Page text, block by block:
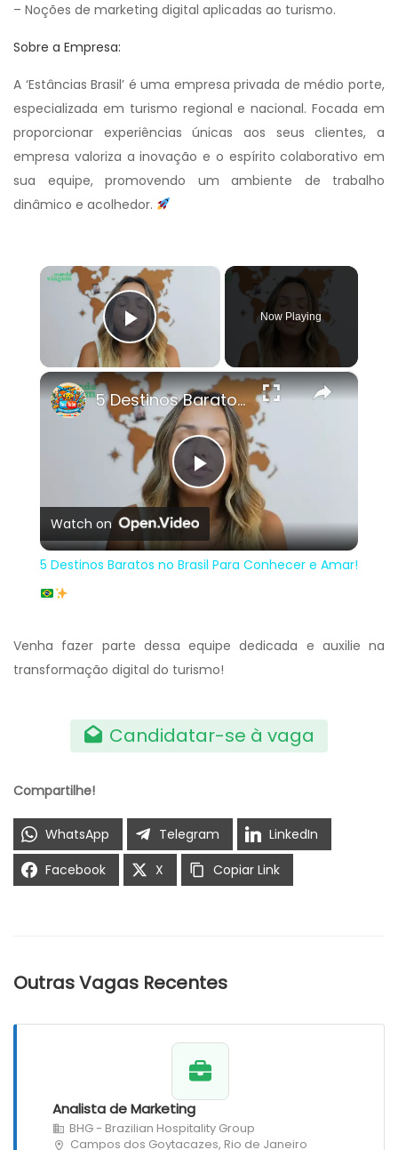
– Noções de marketing digital aplicadas ao turismo.
Sobre a Empresa:
A ‘Estâncias Brasil’ é uma empresa privada de médio porte,
especializada em turismo regional e nacional. Focada em
proporcionar experiências únicas aos seus clientes, a
empresa valoriza a inovação e o espírito colaborativo em
sua equipe, promovendo um ambiente de trabalho
dinâmico e acolhedor.
×
Play Video
Now Playing
×
Play
Video
5 Destinos Baratos no Brasil Para Conhecer e Amar!
Watch on
5 Destinos Baratos no Brasil Para Conhecer e Amar!
Venha fazer parte dessa equipe dedicada e auxilie na
transformação digital do turismo!
Candidatar-se à vaga
Compartilhe!
WhatsApp Telegram
LinkedIn
Facebook
X Copiar Link
Outras Vagas Recentes
Analista de Marketing
BHG - Brazilian Hospitality Group
Campos dos Goytacazes, Rio de Janeiro